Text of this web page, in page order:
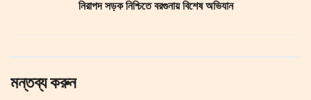
নিরাপদ সড়ক নিশ্চিতে বরগুনায় বিশেষ অভিযান
মন্তব্য করুন